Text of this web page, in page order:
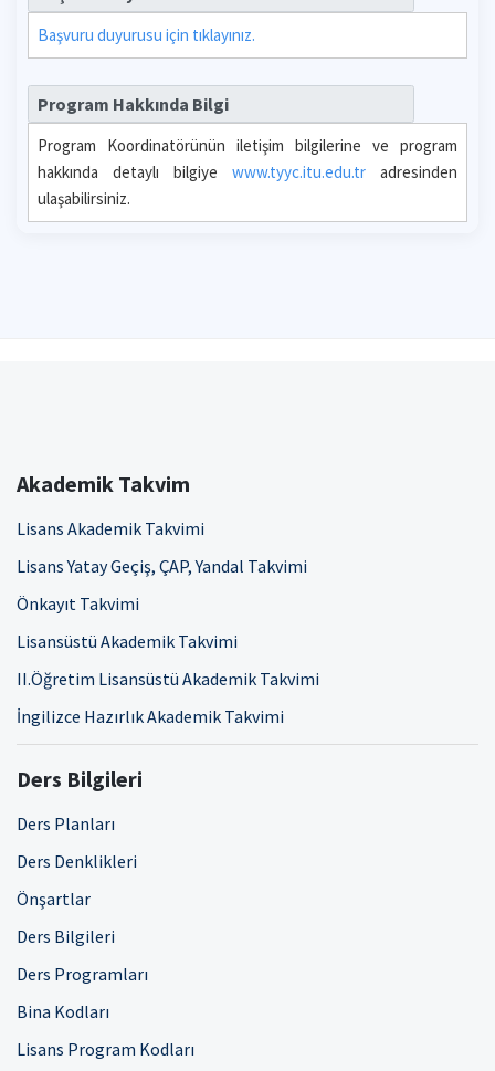
Başvuru duyurusu için tıklayınız.
Program Hakkında Bilgi
Program Koordinatörünün iletişim bilgilerine ve program
hakkında detaylı bilgiye www.tyyc.itu.edu.tr adresinden
ulaşabilirsiniz.
Akademik Takvim
Lisans Akademik Takvimi
Lisans Yatay Geçiş, ÇAP, Yandal Takvimi
Önkayıt Takvimi
Lisansüstü Akademik Takvimi
II.Öğretim Lisansüstü Akademik Takvimi
İngilizce Hazırlık Akademik Takvimi
Ders Bilgileri
Ders Planları
Ders Denklikleri
Önşartlar
Ders Bilgileri
Ders Programları
Bina Kodları
Lisans Program Kodları